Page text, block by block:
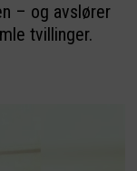
– og avslører
tvillinger.